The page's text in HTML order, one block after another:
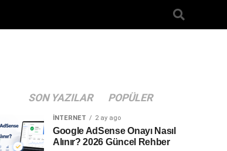
SON YAZILAR POPÜLER
İNTERNET 2 ay ago
Google AdSense Onayı Nasıl
Alınır? 2026 Güncel Rehber